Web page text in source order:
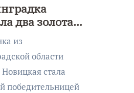
два золота
Азии по
ножа
из
области
стала
победительницей